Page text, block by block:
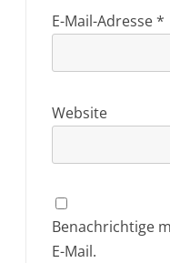
E-Mail-Adresse*
Website
Benachrichtige
E-Mail.